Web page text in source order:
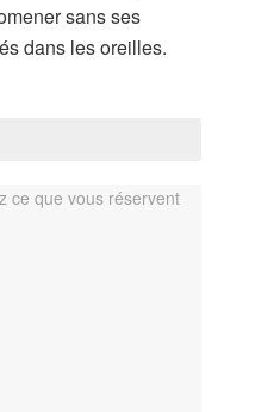
sans ses
dans les oreilles.